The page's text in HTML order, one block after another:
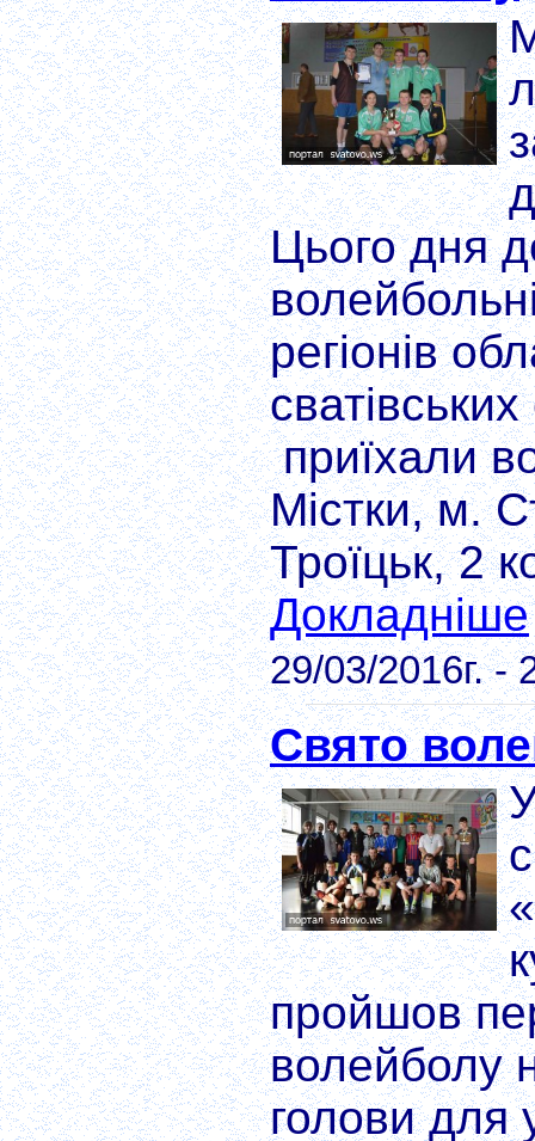
Цього дня
регіонів
приїхали
Містки, м.
Троїцьк, 2
Докладніше
29/03/2016г. -
Свято
пройшов
волейболу
голови для